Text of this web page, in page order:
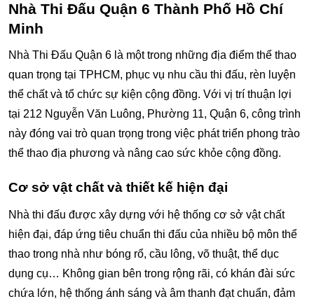
Nhà Thi Đấu Quận 6 Thành Phố Hồ Chí
Minh
Nhà Thi Đấu Quận 6 là một trong những địa điểm thể thao
quan trọng tại TPHCM, phục vụ nhu cầu thi đấu, rèn luyện
thể chất và tổ chức sự kiện cộng đồng. Với vị trí thuận lợi
tại 212 Nguyễn Văn Luông, Phường 11, Quận 6, công trình
này đóng vai trò quan trọng trong việc phát triển phong trào
thể thao địa phương và nâng cao sức khỏe cộng đồng.
Cơ sở vật chất và thiết kế hiện đại
Nhà thi đấu được xây dựng với hệ thống cơ sở vật chất
hiện đại, đáp ứng tiêu chuẩn thi đấu của nhiều bộ môn thể
thao trong nhà như bóng rổ, cầu lông, võ thuật, thể dục
dụng cụ… Không gian bên trong rộng rãi, có khán đài sức
chứa lớn, hệ thống ánh sáng và âm thanh đạt chuẩn, đảm